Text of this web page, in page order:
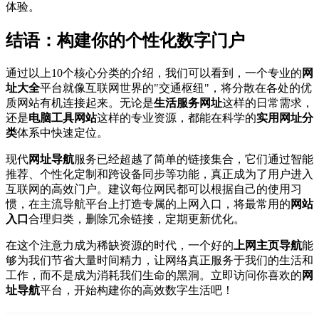
体验。
结语：构建你的个性化数字门户
通过以上10个核心分类的介绍，我们可以看到，一个专业的 网
址大全平台就像互联网世界的"交通枢纽"，将分散在各处的优
质网站有机连接起来。无论是生活服务网址这样的日常需求，
还是电脑工具网站这样的专业资源，都能在科学的实用网址分
类体系中快速定位。
现代网址导航服务已经超越了简单的链接集合，它们通过智能
推荐、个性化定制和跨设备同步等功能，真正成为了用户进入
互联网的高效门户。建议每位网民都可以根据自己的使用习
惯，在主流导航平台上打造专属的上网入口，将最常用的 网站
入口 合理归类，删除冗余链接，定期更新优化。
在这个注意力成为稀缺资源的时代，一个好的 上网主页导航能
够为我们节省大量时间精力，让网络真正服务于我们的生活和
工作，而不是成为消耗我们生命的黑洞。立即访问你喜欢的 网
址导航平台，开始构建你的高效数字生活吧！